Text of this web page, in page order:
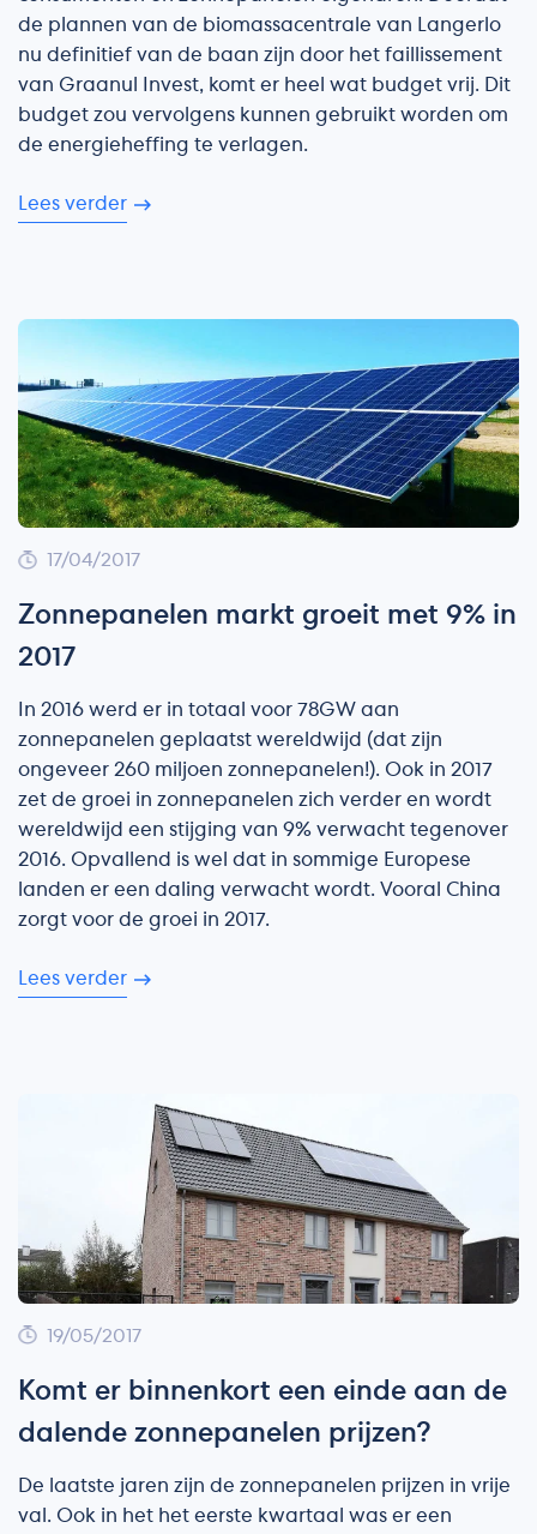
de plannen van de biomassacentrale van Langerlo
nu definitief van de baan zijn door het faillissement
van Graanul Invest, komt er heel wat budget vrij. Dit
budget zou vervolgens kunnen gebruikt worden om
de energieheffing te verlagen.
Lees verder
17/04/2017
Zonnepanelen markt groeit met 9% in
2017
In 2016 werd er in totaal voor 78GW aan
zonnepanelen geplaatst wereldwijd (dat zijn
ongeveer 260 miljoen zonnepanelen!). Ook in 2017
zet de groei in zonnepanelen zich verder en wordt
wereldwijd een stijging van 9% verwacht tegenover
2016. Opvallend is wel dat in sommige Europese
landen er een daling verwacht wordt. Vooral China
zorgt voor de groei in 2017.
Lees verder
19/05/2017
Komt er binnenkort een einde aan de
dalende zonnepanelen prijzen?
De laatste jaren zijn de zonnepanelen prijzen in vrije
val. Ook in het het eerste kwartaal was er een